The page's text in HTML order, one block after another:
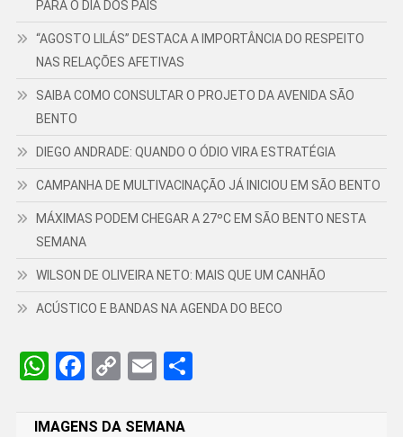
PARA O DIA DOS PAIS
“AGOSTO LILÁS” DESTACA A IMPORTÂNCIA DO RESPEITO
NAS RELAÇÕES AFETIVAS
SAIBA COMO CONSULTAR O PROJETO DA AVENIDA SÃO
BENTO
DIEGO ANDRADE: QUANDO O ÓDIO VIRA ESTRATÉGIA
CAMPANHA DE MULTIVACINAÇÃO JÁ INICIOU EM SÃO BENTO
MÁXIMAS PODEM CHEGAR A 27ºC EM SÃO BENTO NESTA
SEMANA
WILSON DE OLIVEIRA NETO: MAIS QUE UM CANHÃO
ACÚSTICO E BANDAS NA AGENDA DO BECO
WhatsApp
Facebook
CopyEmailShare
IMAGENS DA SEMANA